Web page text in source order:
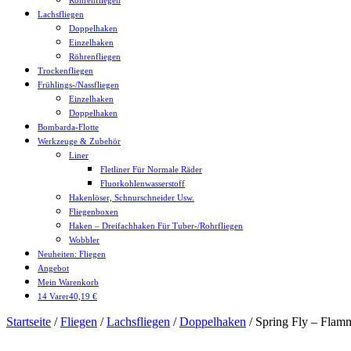
Lachsfliegen
Doppelhaken
Einzelhaken
Röhrenfliegen
Trockenfliegen
Frühlings-/Nassfliegen
Einzelhaken
Doppelhaken
Bombarda-Flotte
Werkzeuge & Zubehör
Liner
Fletliner Für Normale Räder
Fluorkohlenwasserstoff
Hakenlöser, Schnurschneider Usw.
Fliegenboxen
Haken – Dreifachhaken Für Tuber-/Rohrfliegen
Wobbler
Neuheiten: Fliegen
Angebot
Mein Warenkorb
14 Varer40,19 €
xMenü
Startseite /Fliegen /Lachsfliegen /Doppelhaken / Spring Fly –